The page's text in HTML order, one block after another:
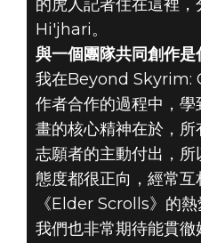
的虎人記者住在這裡
Hi'jhari。
與一個團隊共同創作是
我在Beyond Skyrim:
作者合作的過程中，
畫的核心精神在於，
志願者的主動付出，
態度都很正向，經常
《Elder Scrolls》的
我們也非常期待能貫徹